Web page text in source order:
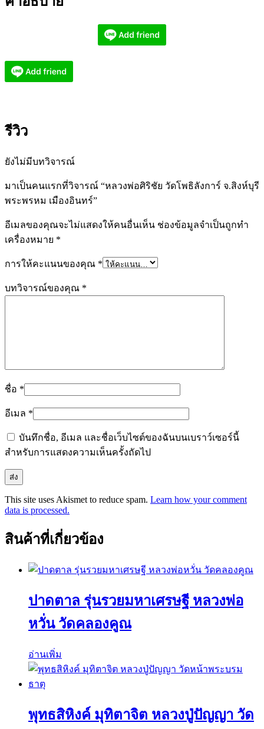
รีวิว
ยังไม่มีบทวิจารณ์
มาเป็นคนแรกที่วิจารณ์ “หลวงพ่อศิริชัย วัดโพธิลังการ์ จ.สิงห์บุรี
พระพรหม เมืองอินทร์”
อีเมลของคุณจะไม่แสดงให้คนอื่นเห็น ช่องข้อมูลจำเป็นถูกทำ
เครื่องหมาย *
การให้คะแนนของคุณ *
บทวิจารณ์ของคุณ *
ชื่อ *
อีเมล *
บันทึกชื่อ, อีเมล และชื่อเว็บไซต์ของฉันบนเบราว์เซอร์นี้
สำหรับการแสดงความเห็นครั้งถัดไป
This site uses Akismet to reduce spam. Learn how your comment
data is processed.
สินค้าที่เกี่ยวข้อง
ปาดตาล รุ่นรวยมหาเศรษฐี หลวงพ่อ
หวั่น วัดคลองคูณ
อ่านเพิ่ม
พุทธสิหิงค์ มุทิตาจิต หลวงปู่ปัญญา วัด